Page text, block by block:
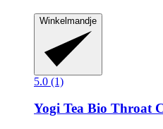
Winkelmandje
5.0 (1)
Yogi Tea Bio Throat